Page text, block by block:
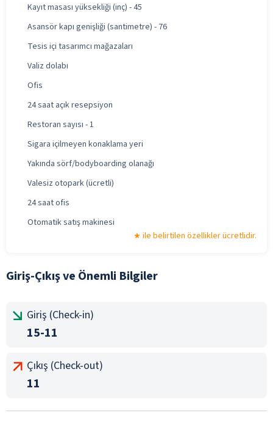
Kayıt masası yüksekliği (inç) - 45
Asansör kapı genişliği (santimetre) - 76
Tesis içi tasarımcı mağazaları
Valiz dolabı
Ofis
24 saat açık resepsiyon
Restoran sayısı - 1
Sigara içilmeyen konaklama yeri
Yakında sörf/bodyboarding olanağı
Valesiz otopark (ücretli)
24 saat ofis
Otomatik satış makinesi
ile belirtilen özellikler ücretlidir.
Giriş-Çıkış ve Önemli Bilgiler
Giriş (Check-in)
15-11
Çıkış (Check-out)
11